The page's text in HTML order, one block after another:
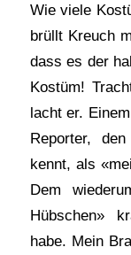
Wie viele
brüllt Kreuch
dass es der
Kostüm!
lacht er.
Reporter,
kennt, als
Dem
Hübschen»
habe. Mein